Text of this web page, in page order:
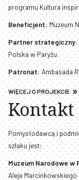
programu Kultura
Beneficjent: Muzeum
Partner strategiczny
Polska w Paryżu.
Patronat: Ambasada
WIĘCEJ O PROJEKCIE
Kontakt
Pomysłodawcą i
szlaku jest:
Muzeum Narodowe w
Aleje Marcinkowskiego